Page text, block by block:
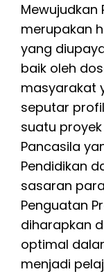
Mewujudkan
merupakan
yang
baik oleh
masyarakat
seputar
suatu
Pancasila
Pendidikan
sasaran
Penguatan
diharapkan
optimal
menjadi